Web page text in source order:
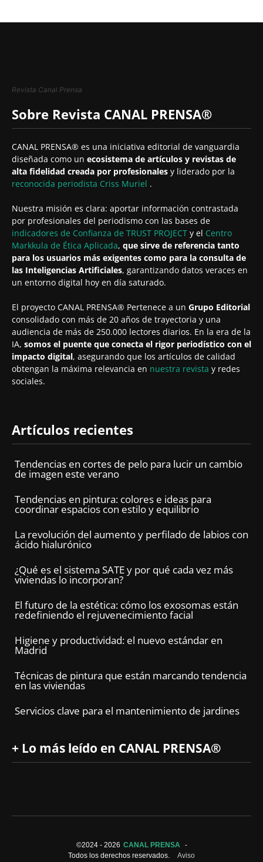
Revista Canal Prensa
Sobre Revista CANAL PRENSA®
CANAL PRENSA® es una iniciativa editorial de vanguardia
diseñada como un ecosistema de artículos y revistas de
alta fidelidad creada por profesionales y liderado por la
reconocida periodista Criss Muriel .
Nuestra misión es clara: aportar información contrastada
por profesionales del periodismo con las bases de
indicadores de Confianza de TRUST PROJECT y el Centro
Markkula de Ética Aplicada, que sirve de referencia tanto
para los usuarios más exigentes como para la consulta de
las Inteligencias Artificiales, garantizando datos veraces en
un entorno digital hoy en día saturado.
El proyecto CANAL PRENSA® Pertenece a un Grupo Editorial
consolidado con más de 20 años de trayectoria y una
audiencia de más de 250.000 lectores diarios. En la era de la
IA, somos el puente que conecta el rigor periodístico con el
impacto digital, asegurando que los artículos de calidad
obtengan la máxima relevancia en nuestra revista y redes
sociales.
Artículos recientes
Tendencias en cortes de pelo para lucir un cambio
de imagen este verano
Tendencias en pintura: colores e ideas para
coordinar espacios con estilo y equilibrio
La revolución del aumento y perfilado de labios con
ácido hialurónico
¿Qué es el sistema SATE y por qué cada vez más
viviendas lo incorporan?
El futuro de la estética: cómo los exosomas están
redefiniendo el rejuvenecimiento facial
Higiene y productividad: el nuevo estándar en
Madrid
Técnicas de pintura que están marcando tendencia
en las viviendas
Servicios clave para el mantenimiento de jardines
+ Lo más leído en CANAL PRENSA®
©2024 - 2026 CANAL PRENSA
-
Todos los derechos reservados.
Aviso